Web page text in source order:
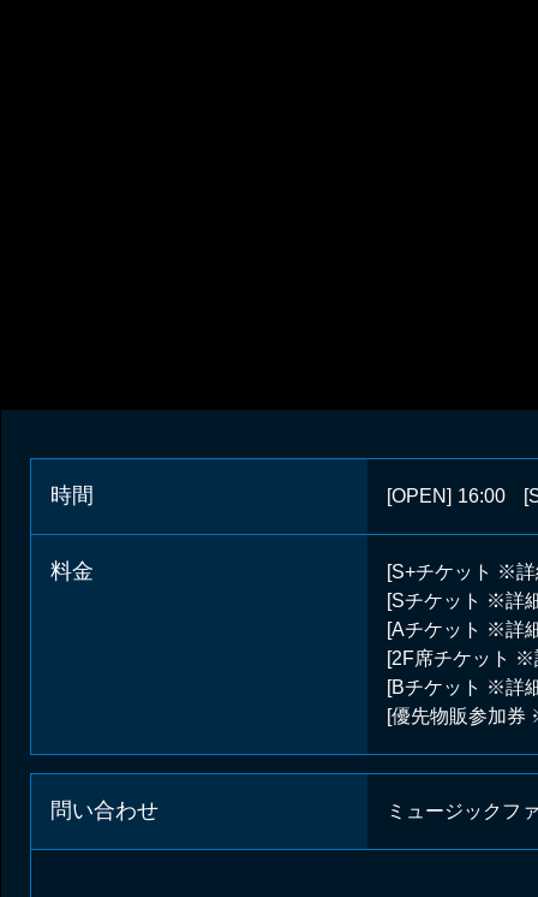
時間 [OPEN] 16:00
料金
[S+チケット ※
[Sチケット ※詳
[Aチケット ※詳
[2F席チケット
[Bチケット ※詳
[優先物販参加
問い合わせ ミュージックフ